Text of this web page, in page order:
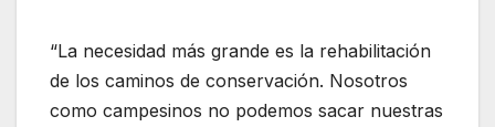
“La necesidad más grande es la rehabilitación
de los caminos de conservación. Nosotros
como campesinos no podemos sacar nuestras